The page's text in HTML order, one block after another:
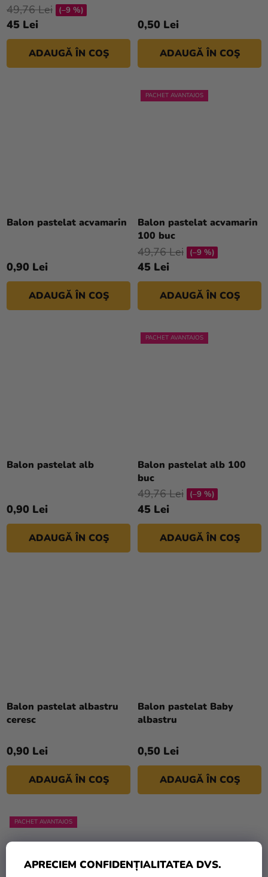
APRECIEM CONFIDENȚIALITATEA DVS.
45 Lei
49,76 Lei (–9 %)
ADAUGĂ ÎN COŞ
0,50 Lei
ADAUGĂ ÎN COŞ
Balon pastelat acvamarin
0,90 Lei
ADAUGĂ ÎN COŞ
PACHET AVANTAJOS
Balon pastelat acvamarin
100 buc
45 Lei
49,76 Lei (–9 %)
ADAUGĂ ÎN COŞ
Balon pastelat alb
medie
a
din
5
stele.
0,90 Lei
ADAUGĂ ÎN COŞ
PACHET AVANTAJOS
Balon pastelat alb 100
buc
45 Lei
49,76 Lei (–9 %)
ADAUGĂ ÎN COŞ
Balon pastelat albastru
ceresc
0,90 Lei
ADAUGĂ ÎN COŞ
Balon pastelat Baby
albastru
0,50 Lei
ADAUGĂ ÎN COŞ
PACHET AVANTAJOS